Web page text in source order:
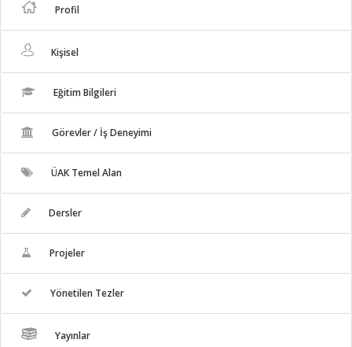
Profil
Kişisel
Eğitim Bilgileri
Görevler / İş Deneyimi
ÜAK Temel Alan
Dersler
Projeler
Yönetilen Tezler
Yayınlar